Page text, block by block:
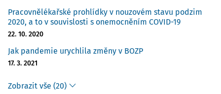
Pracovnělékařské prohlídky v nouzovém stavu podzim
2020, a to v souvislosti s onemocněním COVID-19
22. 10. 2020
Jak pandemie urychlila změny v BOZP
17. 3. 2021
Zobrazit vše (20)